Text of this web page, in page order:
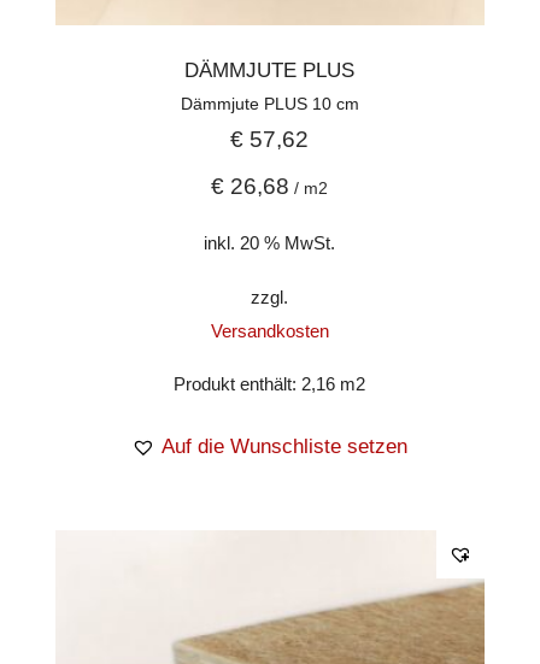
DÄMMJUTE PLUS
Dämmjute PLUS 10 cm
€ 57,62
€ 26,68 / m2
inkl. 20 % MwSt.
zzgl.
Versandkosten
Produkt enthält: 2,16 m2
Auf die Wunschliste setzen